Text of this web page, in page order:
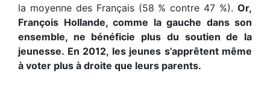
la moyenne des Français (58 % contre 47 %). Or,
François Hollande, comme la gauche dans son
ensemble, ne bénéficie plus du soutien de la
jeunesse. En 2012, les jeunes s’apprêtent même
à voter plus à droite que leurs parents.